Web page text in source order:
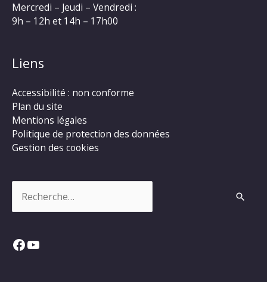
Mercredi – Jeudi – Vendredi :
9h – 12h et 14h – 17h00
Liens
Accessibilité : non conforme
Plan du site
Mentions légales
Politique de protection des données
Gestion des cookies
Facebook
YouTube